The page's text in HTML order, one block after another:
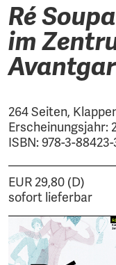
Ré
im
264 Seiten,
Erscheinungsjahr:
ISBN: 978-3-
EUR 29,80 (D)
sofort lieferbar